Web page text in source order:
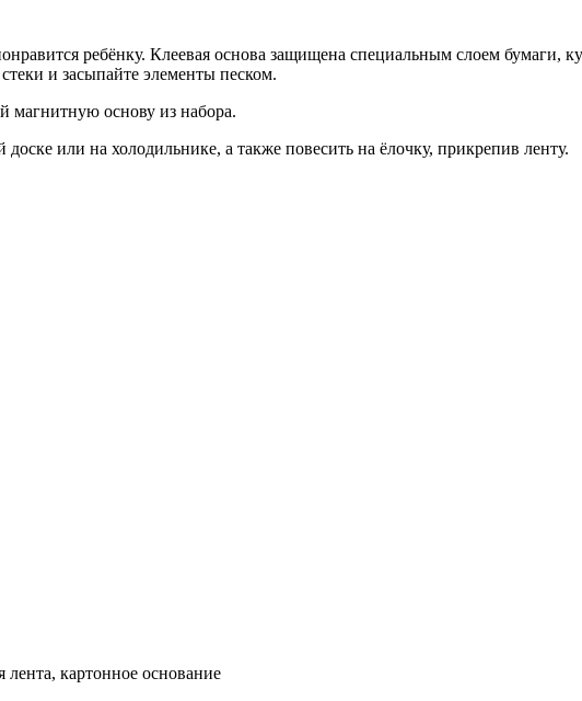
ребёнку. Клеевая основа защищена специальным слоем бумаги,
и засыпайте элементы песком.
магнитную основу из набора.
или на холодильнике, а также повесить на ёлочку, прикрепив ленту.
лента, картонное основание